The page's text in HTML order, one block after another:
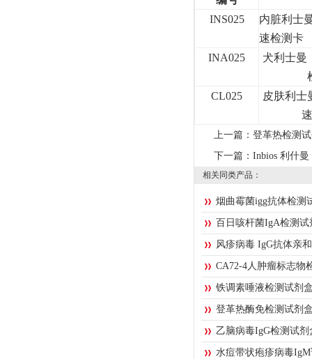
INS025
内脏利士
速检测卡
INA025
犬利士曼
CL025
皮肤利士
上一篇： 登革热检测
下一篇： Inbios 利什
相关同类产品：
烟曲霉菌igg抗体检测
百日咳杆菌IgA检测
风疹病毒 IgG抗体亲
CA72-4人肿瘤标志物
铁调素唾液检测试剂
登革热酶免检测试剂
乙脑病毒IgG检测试剂
水痘带状疱疹病毒